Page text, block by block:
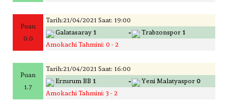
Puan
0.0
Tarih:21/04/2021 Saat: 19:00
Galatasaray 1 - Trabzonspor 1
Amokachi Tahmini: 0 - 2
Puan
1.7
Tarih:21/04/2021 Saat: 16:00
Erzurum BB 1 - Yeni Malatyaspor 0
Amokachi Tahmini: 3 - 2